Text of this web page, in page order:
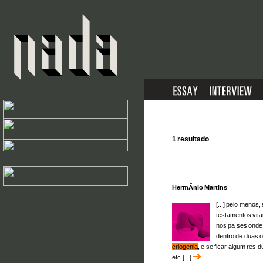
1 resultado
HermÃ­nio Martins
[...] pelo menos,
testamentos
nos pa ses
dentro de duas
criogenia , e se ficar algum res
etc.[...]